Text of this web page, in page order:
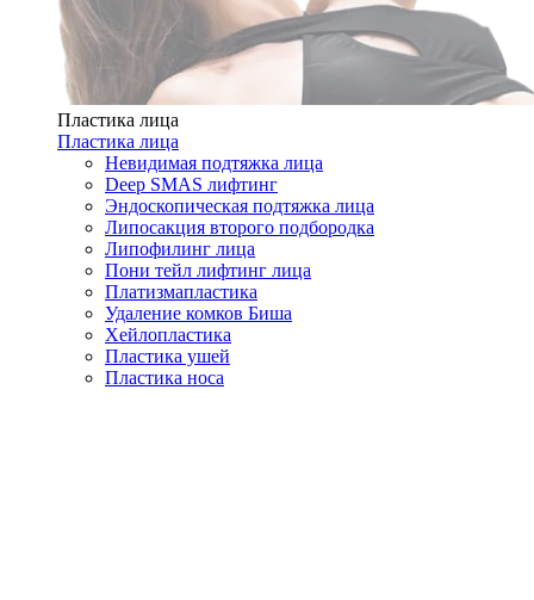
Пластика лица
Пластика лица
Невидимая подтяжка лица
Deep SMAS лифтинг
Эндоскопическая подтяжка лица
Липосакция второго подбородка
Липофилинг лица
Пони тейл лифтинг лица
Платизмапластика
Удаление комков Биша
Хейлопластика
Пластика ушей
Пластика носа